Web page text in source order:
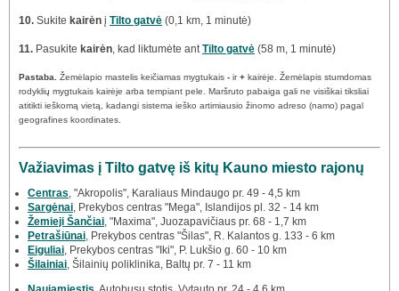
10. Sukite kairėn į Tilto gatvė (0,1 km, 1 minutė)
11. Pasukite kairėn, kad liktumėte antTilto gatvė (58 m, 1 minutė)
Pastaba. Žemėlapio mastelis keičiamas mygtukais - ir+ kairėje. Žemėlapis stumdomas
rodyklių mygtukais kairėje arba tempiant pele. Maršruto pabaiga gali ne visiškai tiksliai
atitikti ieškomą vietą, kadangi sistema ieško artimiausio žinomo adreso (namo) pagal
geografines koordinates.
Važiavimas į Tilto gatvę iš kitų Kauno miesto rajonų
Centras , "Akropolis", Karaliaus Mindaugo pr. 49 - 4,5 km
Sargėnai , Prekybos centras "Mega", Islandijos pl. 32 - 14 km
Žemieji Šančiai , "Maxima", Juozapavičiaus pr. 68 - 1,7 km
Petrašiūnai , Prekybos centras "Šilas", R. Kalantos g. 133 - 6 km
Eiguliai , Prekybos centras "Iki", P. Lukšio g. 60 - 10 km
Šilainiai , Šilainių poliklinika, Baltų pr. 7 - 11 km